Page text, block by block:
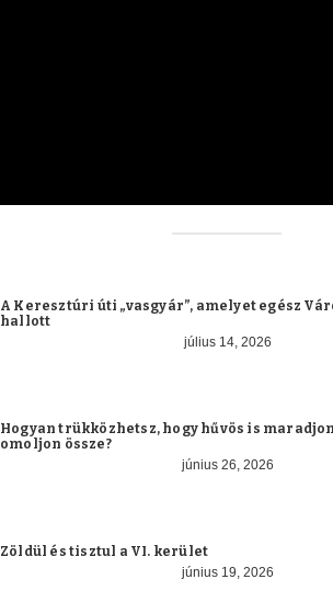
A Keresztúri úti „vasgyár”, amelyet egész
hallott
július 14, 2026
Hogyan trükközhetsz, hogy hűvös is
omoljon össze?
június 26, 2026
Zöldül és tisztul a VI. kerület
június 19, 2026